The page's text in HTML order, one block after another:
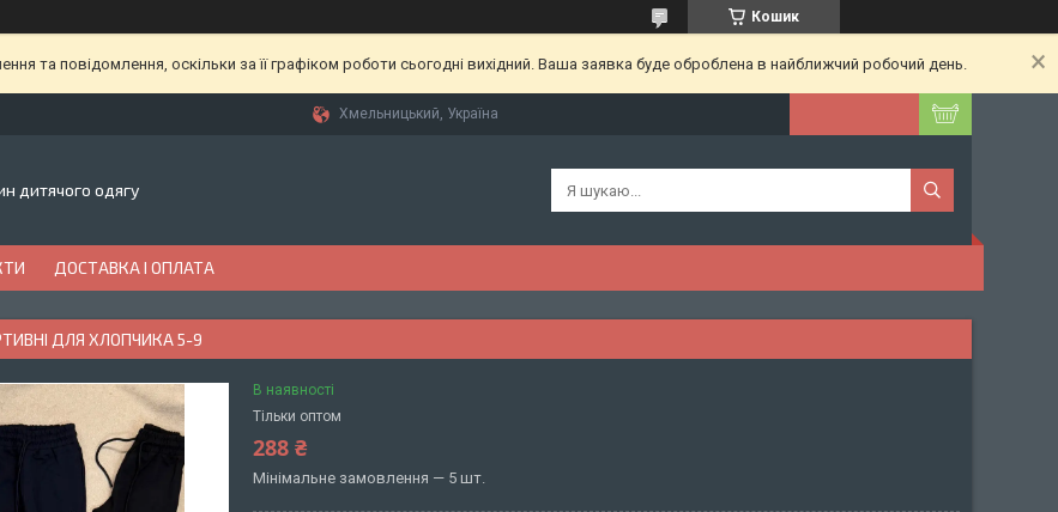
Кошик
та повідомлення, оскільки за її графіком роботи сьогодні вихідний. Ваша заявка буде оброблена в найближчий робочий день.
Хмельницький, Україна
дитячого одягу
ДОСТАВКА І ОПЛАТА
ДЛЯ ХЛОПЧИКА 5-9
В наявності
Тільки оптом
288 ₴
Мінімальне замовлення — 5 шт.